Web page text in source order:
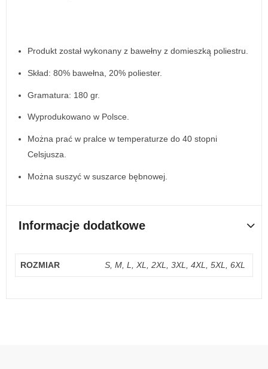
Produkt został wykonany z bawełny z domieszką poliestru.
Skład: 80% bawełna, 20% poliester.
Gramatura: 180 gr.
Wyprodukowano w Polsce.
Można prać w pralce w temperaturze do 40 stopni
Celsjusza.
Można suszyć w suszarce bębnowej.
Informacje dodatkowe
ROZMIAR S, M, L, XL, 2XL, 3XL, 4XL, 5XL, 6XL